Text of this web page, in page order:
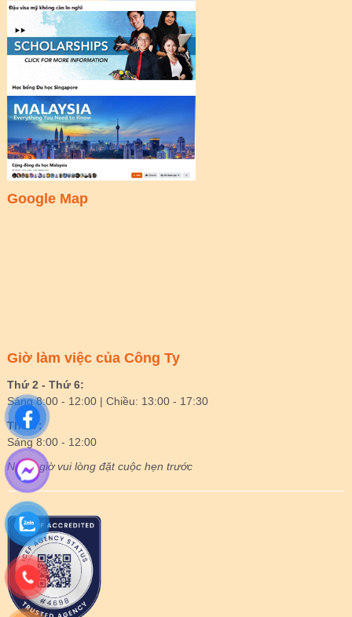
Google Map
Giờ làm việc của Công Ty
Thứ 2 - Thứ 6:
Sáng 8:00 - 12:00 | Chiều: 13:00 - 17:30
Thứ 7:
Sáng 8:00 - 12:00
Ngoài giờ vui lòng đặt cuộc hẹn trước